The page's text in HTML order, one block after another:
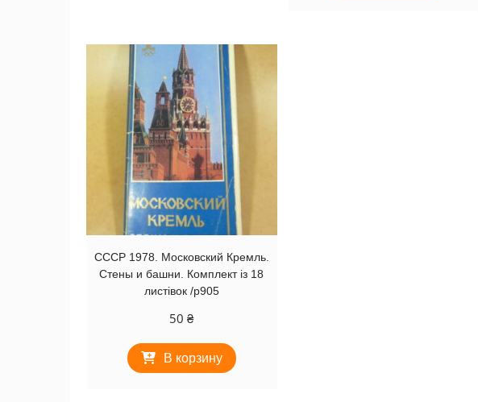
СССР 1978. Московский Кремль.
Стены и башни. Комплект із 18
листівок /р905
50₴
В корзину